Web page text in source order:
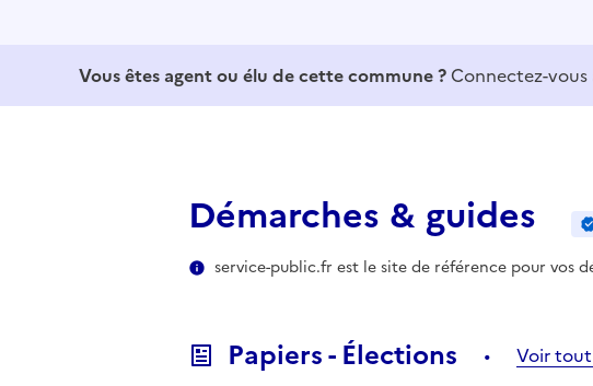
Vous êtes agent ou élu de cette commune ? Connectez-vous
Démarches & guides
service-public.fr est le site de référence pour vos
Papiers - Élections Voir tout